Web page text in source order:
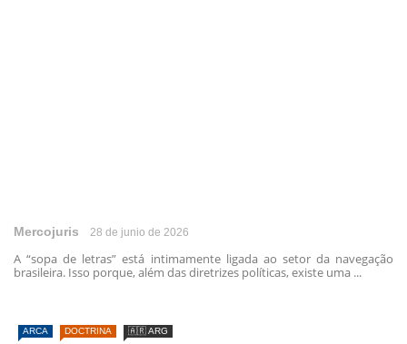
Mercojuris 28 de junio de 2026
A “sopa de letras” está intimamente ligada ao setor da navegação
brasileira. Isso porque, além das diretrizes políticas, existe uma ...
ARCA DOCTRINA 🇦🇷 ARG